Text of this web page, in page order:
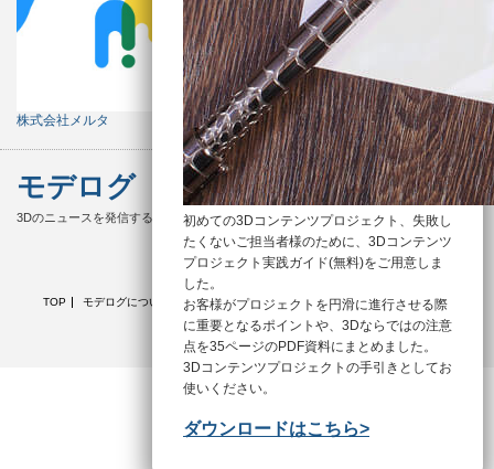
株式会社メルタ
モデログ
3Dのニュースを発信するメディア
TwitterFacebook
TOP モデログについて 新着記事 カテゴリ別 3D用語集
自社サービス
モデログAll rights reserved.
初めての3Dコンテンツプロジェクト、失敗し
たくないご担当者様のために、3Dコンテンツ
プロジェクト実践ガイド(無料)をご用意しま
した。
お客様がプロジェクトを円滑に進行させる際
に重要となるポイントや、3Dならではの注意
点を35ページのPDF資料にまとめました。
3Dコンテンツプロジェクトの手引きとしてお
使いください。
ダウンロードはこちら>